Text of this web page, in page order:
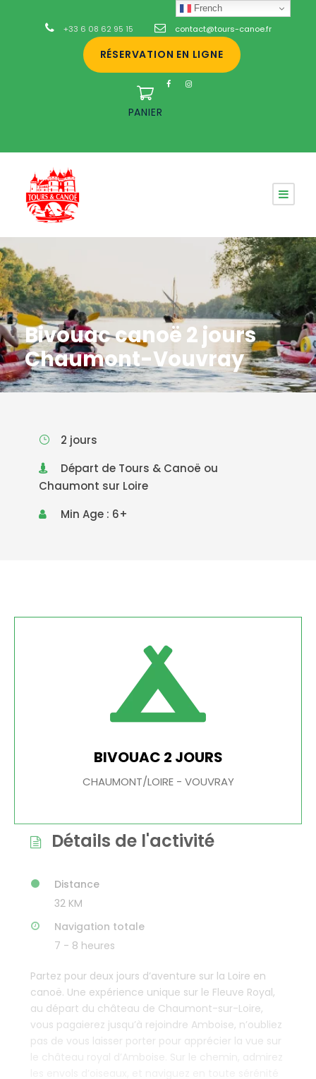
+33 6 08 62 95 15 contact@tours-canoe.fr
RÉSERVATION EN LIGNE
PANIER
Bivouac canoë 2 jours
Chaumont-Vouvray
2 jours
Départ de Tours & Canoë ou
Chaumont sur Loire
Min Age : 6+
BIVOUAC 2 JOURS
CHAUMONT/LOIRE - VOUVRAY
Détails de l'activité
Distance
32 KM
Navigation totale
7 - 8 heures
Partez pour deux jours d’aventure sur la Loire en
canoë. Une expérience unique sur le Fleuve Royal,
au départ du château de Chaumont-sur-Loire,
vous pagaierez jusqu’à rejoindre Amboise, n’oubliez
pas de vous laisser porter pour apprécier la vue sur
le château royal d’Amboise. Sur le chemin, admirez
French